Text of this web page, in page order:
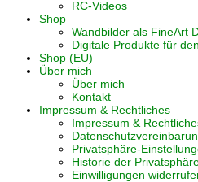
RC-Videos
Shop
Wandbilder als FineArt
Digitale Produkte für
Shop (EU)
Über mich
Über mich
Kontakt
Impressum & Rechtliches
Impressum &
Privatsphäre-
Historie der
Einwilligungen